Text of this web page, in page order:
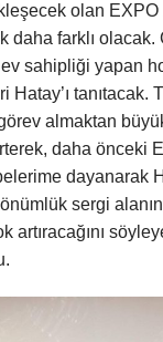
olan EXPO
daha farklı olacak.
sahipliği yapan
Hatay’ı tanıtacak.
almaktan
daha önceki
dayanarak
sergi
artıracağını